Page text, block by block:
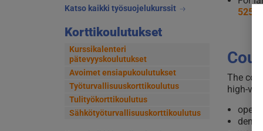
Katso kaikki työsuojelukurssit
Korttikoulutukset
Kurssikalenteri
pätevyyskoulutukset
Avoimet ensiapukoulutukset
Työturvallisuuskorttikoulutus
Tulityökorttikoulutus
Sähkötyöturvallisuuskorttikoulutus
The
high-